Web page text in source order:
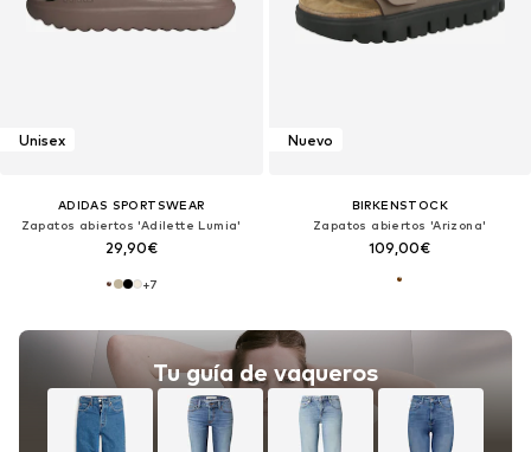
Unisex
ADIDAS SPORTSWEAR
Zapatos abiertos 'Adilette Lumia'
29,90€
+7
Tu guía de vaqueros
Nuevo
BIRKENSTOCK
Zapatos abiertos 'Arizona'
109,00€